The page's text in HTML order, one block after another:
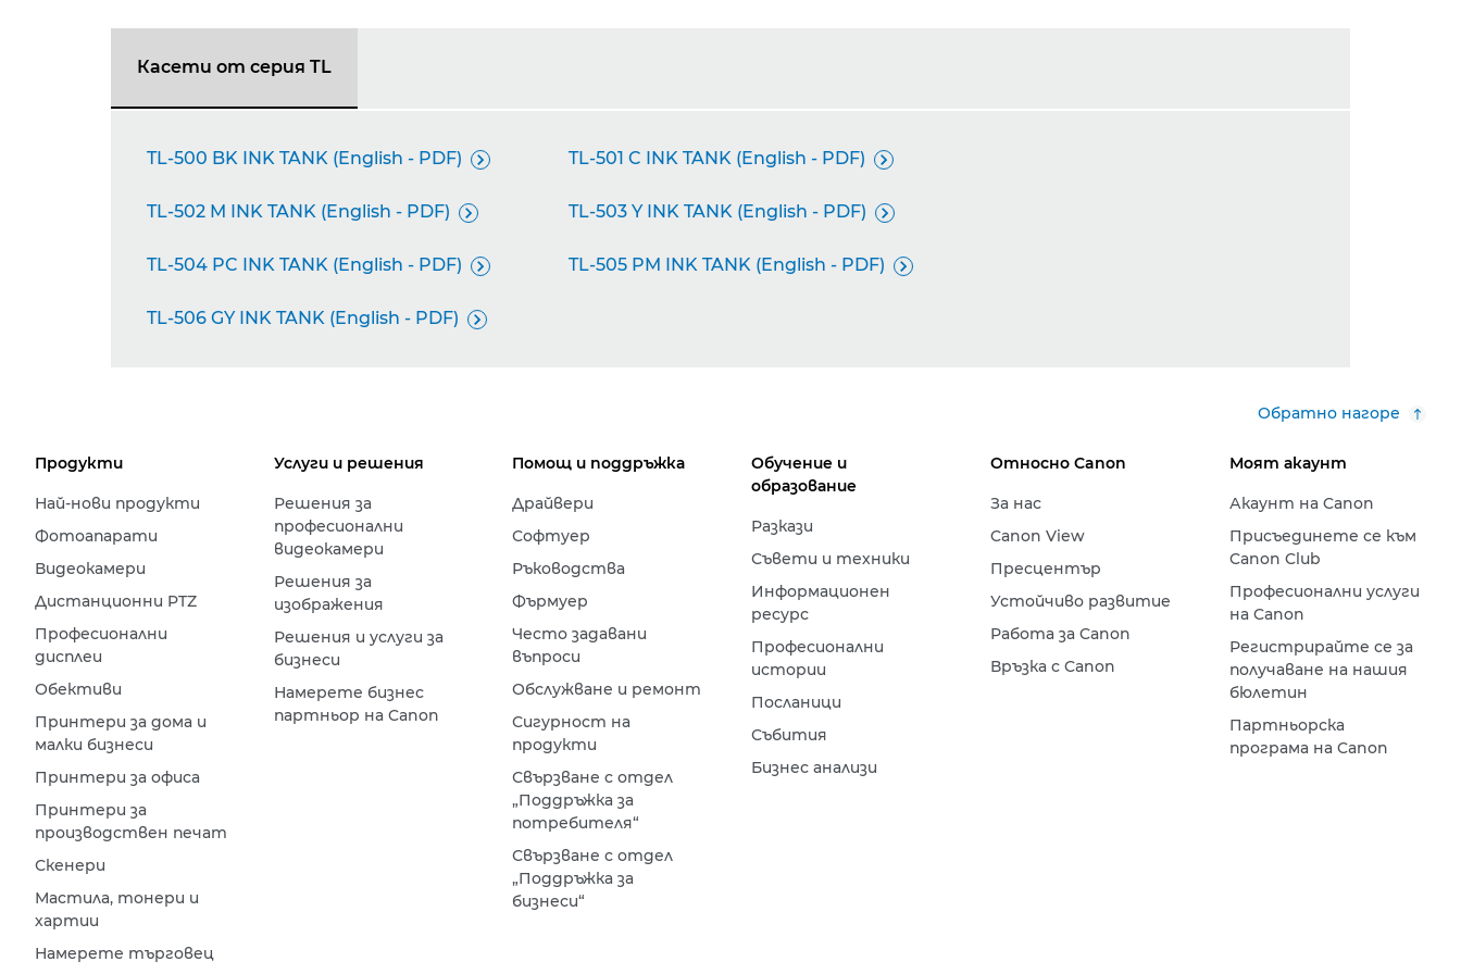
Касети от серия TL
TL-500 BK INK TANK (English - PDF)  TL-501 C INK TANK (English - PDF) 
TL-502 M INK TANK (English - PDF)  TL-503 Y INK TANK (English - PDF) 
TL-504 PC INK TANK (English - PDF)  TL-505 PM INK TANK (English - PDF) 
TL-506 GY INK TANK (English - PDF) 
Обратно нагоре
Продукти
Най-нови продукти
Фотоапарати
Видеокамери
Дистанционни PTZ
Професионални
дисплеи
Обективи
Принтери за дома и
малки бизнеси
Принтери за офиса
Принтери за
производствен печат
Скенери
Мастила, тонери и
хартии
Намерете търговец
Услуги и решения
Решения за
професионални
видеокамери
Решения за
изображения
Решения и услуги за
бизнеси
Намерете бизнес
партньор на Canon
Помощ и поддръжка
Драйвери
Софтуер
Ръководства
Фърмуер
Често задавани
въпроси
Обслужване и ремонт
Сигурност на
продукти
Свързване с отдел
„Поддръжка за
потребителя“
Свързване с отдел
„Поддръжка за
бизнеси“
Обучение и
образование
Разкази
Съвети и техники
Информационен
ресурс
Професионални
истории
Посланици
Събития
Бизнес анализи
Относно Canon
За нас
Canon View
Пресцентър
Устойчиво развитие
Работа за Canon
Връзка с Canon
Моят акаунт
Акаунт на Canon
Присъединете се към
Canon Club
Професионални услуги
на Canon
Регистрирайте се за
получаване на нашия
бюлетин
Партньорска
програма на Canon